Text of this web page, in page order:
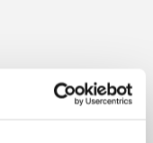
aisteja käyttäen